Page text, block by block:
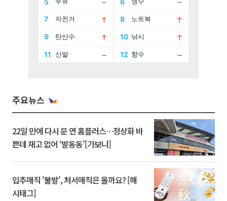
주요뉴스
22일 만에 다시 문 연 홈플러스…정상화 바
쁜데 재고 없어 ‘발동동’[가보니]
입추매직 '불발', 처서매직은 올까요? [해
시태그]